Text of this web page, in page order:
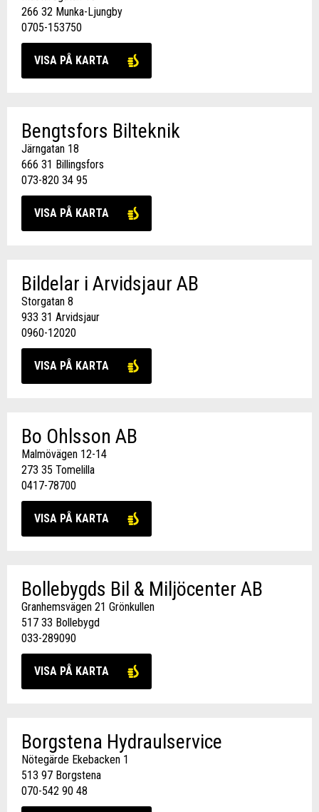
266 32 Munka-Ljungby
0705-153750
VISA PÅ KARTA
Bengtsfors Bilteknik
Järngatan 18
666 31 Billingsfors
073-820 34 95
VISA PÅ KARTA
Bildelar i Arvidsjaur AB
Storgatan 8
933 31 Arvidsjaur
0960-12020
VISA PÅ KARTA
Bo Ohlsson AB
Malmövägen 12-14
273 35 Tomelilla
0417-78700
VISA PÅ KARTA
Bollebygds Bil & Miljöcenter AB
Granhemsvägen 21 Grönkullen
517 33 Bollebygd
033-289090
VISA PÅ KARTA
Borgstena Hydraulservice
Nötegärde Ekebacken 1
513 97 Borgstena
070-542 90 48